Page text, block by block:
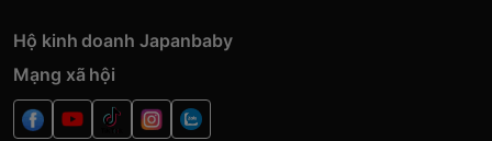
Hộ kinh doanh Japanbaby
Mạng xã hội